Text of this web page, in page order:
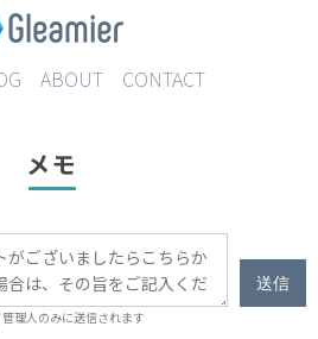
ABOUT CONTACT
メモ
送信
理人のみに送信されます